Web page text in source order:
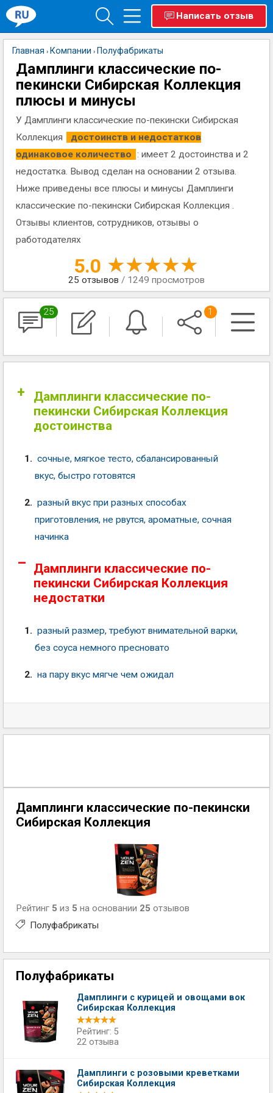
Написать отзыв
Главная › Компании › Полуфабрикаты
Дамплинги классические по-
пекински Сибирская Коллекция
плюсы и минусы
У Дамплинги классические по-пекински Сибирская
Коллекция
достоинств и недостатков
одинаковое количество : имеет 2 достоинства и 2
недостатка. Вывод сделан на основании 2 отзыва.
Ниже приведены все плюсы и минусы Дамплинги
классические по-пекински Сибирская Коллекция .
Отзывы клиентов, сотрудников, отзывы о
работодателях
5.0
25 отзывов / 1249 просмотров
25 1
Дамплинги классические по-
пекински Сибирская Коллекция
достоинства
сочные, мягкое тесто, сбалансированный
вкус, быстро готовятся
разный вкус при разных способах
приготовления, не рвутся, ароматные, сочная
начинка
Дамплинги классические по-
пекински Сибирская Коллекция
недостатки
разный размер, требуют внимательной варки,
без соуса немного пресновато
на пару вкус мягче чем ожидал
Дамплинги классические по-пекински
Сибирская Коллекция
Рейтинг 5 из 5 на основании 25 отзывов
Полуфабрикаты
Полуфабрикаты
Дамплинги с курицей и овощами вок
Сибирская Коллекция
Рейтинг: 5
22 отзыва
Дамплинги с розовыми креветками
Сибирская Коллекция